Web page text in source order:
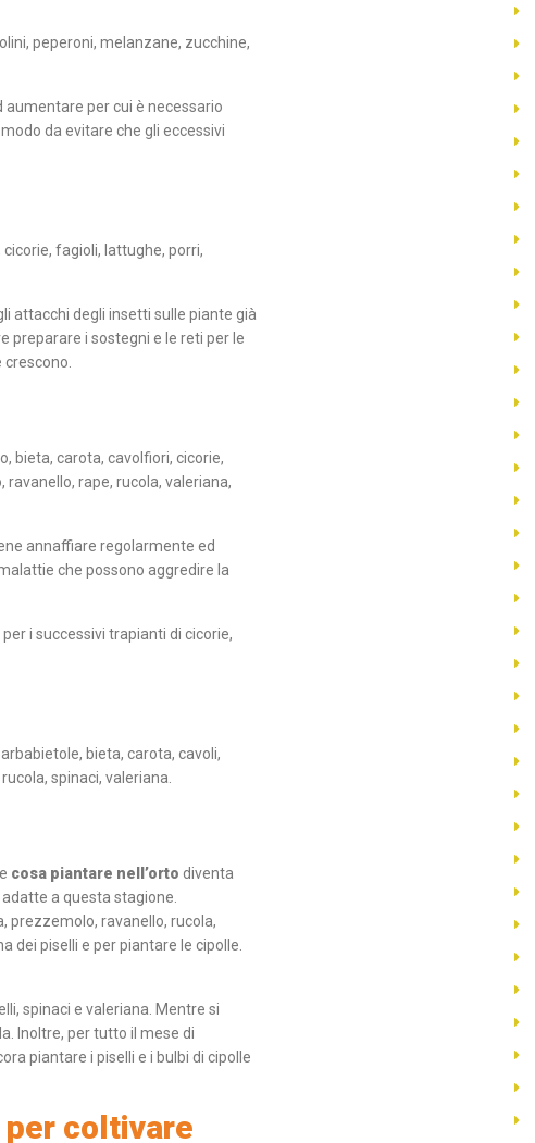
peperoni, melanzane, zucchine,
per cui è necessario
da evitare che gli eccessivi
fagioli, lattughe, porri,
attacchi degli insetti sulle piante già
preparare i sostegni e le reti per le
bieta, carota, cavolfiori, cicorie,
rape, rucola, valeriana,
annaffiare regolarmente ed
che possono aggredire la
i successivi trapianti di cicorie,
bieta, carota, cavoli,
spinaci, valeriana.
cosa piantare nell’orto diventa
a questa stagione.
prezzemolo, ravanello, rucola,
dei piselli e per piantare le cipolle.
spinaci e valeriana. Mentre si
Inoltre, per tutto il mese di
piantare i piselli e i bulbi di cipolle
coltivare